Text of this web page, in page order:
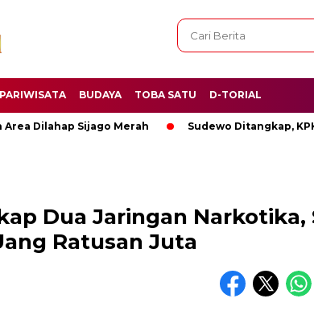
PARIWISATA BUDAYA TOBA SATU D-TORIAL
Sijago Merah Sudewo Ditangkap, KPK OTT
Dua Jaringan Narkotika,
Ratusan Juta